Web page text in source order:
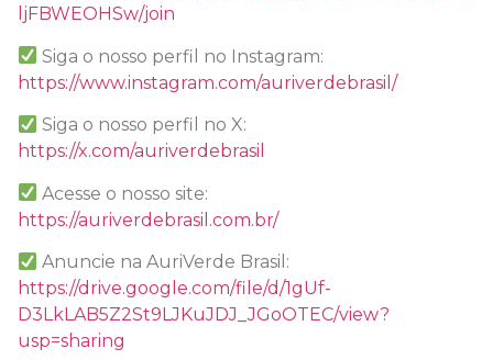
ljFBWEOHSw/join
Siga o nosso perfil no Instagram:
https://www.instagram.com/auriverdebrasil/
Siga o nosso perfil no X:
https://x.com/auriverdebrasil
Acesse o nosso site:
https://auriverdebrasil.com.br/
Anuncie na AuriVerde Brasil:
https://drive.google.com/file/d/1gUf-
D3LkLAB5Z2St9LJKuJDJ_JGoOTEC/view?
usp=sharing